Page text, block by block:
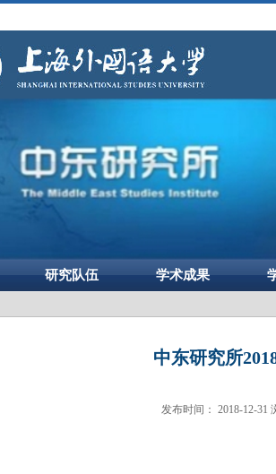
研究队伍 学术成果
中东研究所
发布时间： 2018-12-31